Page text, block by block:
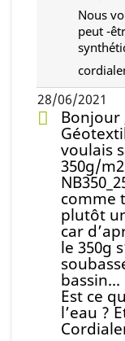
Nous
peut -
28/06/2021
Bonjour
voulais
350g/
comme
plutôt
car
le 350g
Est ce
l’eau ?